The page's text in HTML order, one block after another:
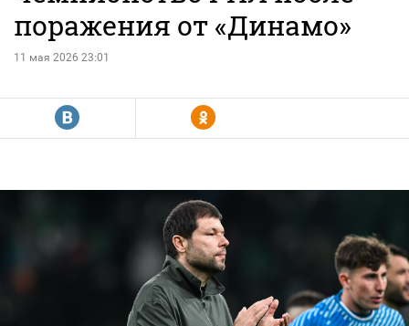
поражения от «Динамо»
11 мая 2026 23:01
R Y